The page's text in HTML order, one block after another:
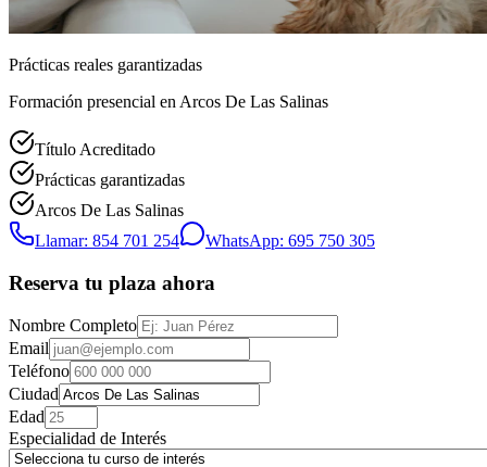
Prácticas reales garantizadas
Formación presencial en Arcos De Las Salinas
Título Acreditado
Prácticas garantizadas
Arcos De Las Salinas
Llamar: 854 701 254
WhatsApp: 695 750 305
Reserva tu plaza ahora
Nombre Completo
Email
Teléfono
Ciudad
Edad
Especialidad de Interés